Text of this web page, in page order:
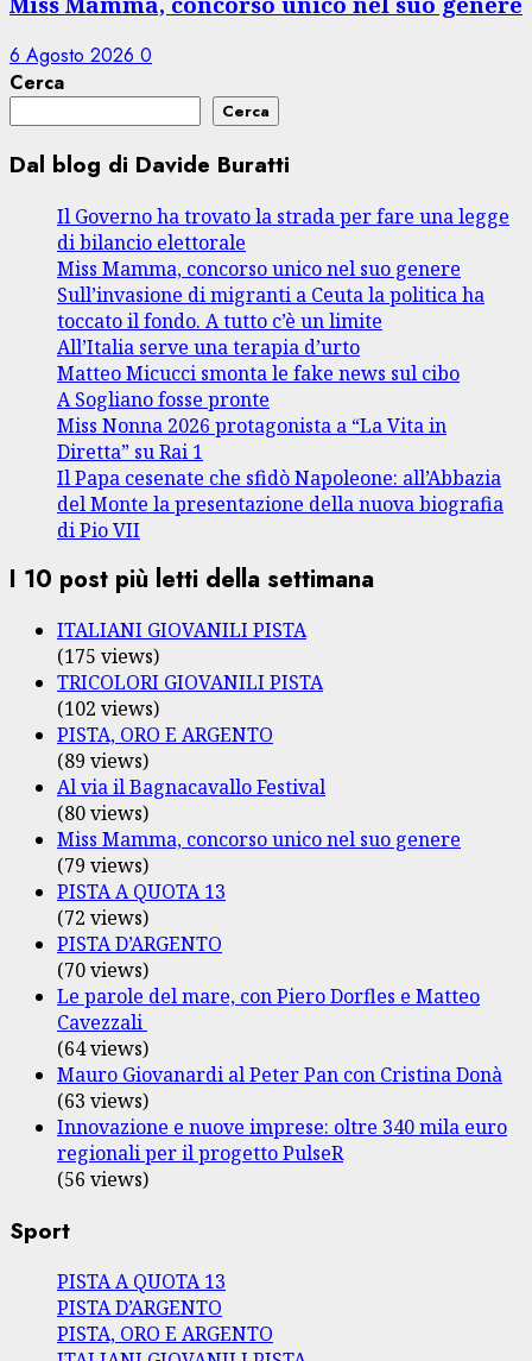
6 Agosto 2026 0
Cerca
Cerca
Dal blog di Davide Buratti
Il Governo ha trovato la strada per fare una legge
di bilancio elettorale
Miss Mamma, concorso unico nel suo genere
Sull’invasione di migranti a Ceuta la politica ha
toccato il fondo. A tutto c’è un limite
All’Italia serve una terapia d’urto
Matteo Micucci smonta le fake news sul cibo
A Sogliano fosse pronte
Miss Nonna 2026 protagonista a “La Vita in
Diretta” su Rai 1
Il Papa cesenate che sfidò Napoleone: all’Abbazia
del Monte la presentazione della nuova biografia
di Pio VII
I 10 post più letti della settimana
ITALIANI GIOVANILI PISTA
(175 views)
TRICOLORI GIOVANILI PISTA
(102 views)
PISTA, ORO E ARGENTO
(89 views)
Al via il Bagnacavallo Festival
(80 views)
Miss Mamma, concorso unico nel suo genere
(79 views)
PISTA A QUOTA 13
(72 views)
PISTA D’ARGENTO
(70 views)
Le parole del mare, con Piero Dorfles e Matteo
Cavezzali
(64 views)
Mauro Giovanardi al Peter Pan con Cristina Donà
(63 views)
Innovazione e nuove imprese: oltre 340 mila euro
regionali per il progetto PulseR
(56 views)
Sport
PISTA A QUOTA 13
PISTA D’ARGENTO
PISTA, ORO E ARGENTO